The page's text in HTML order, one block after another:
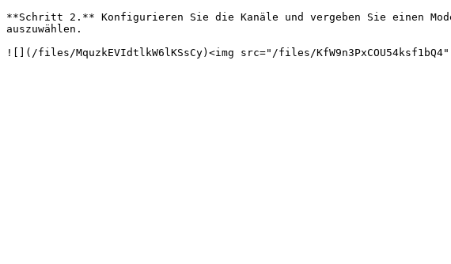
**Schritt 2.** Konfigurieren Sie die Kanäle und vergeben Sie einen
auszuwählen.